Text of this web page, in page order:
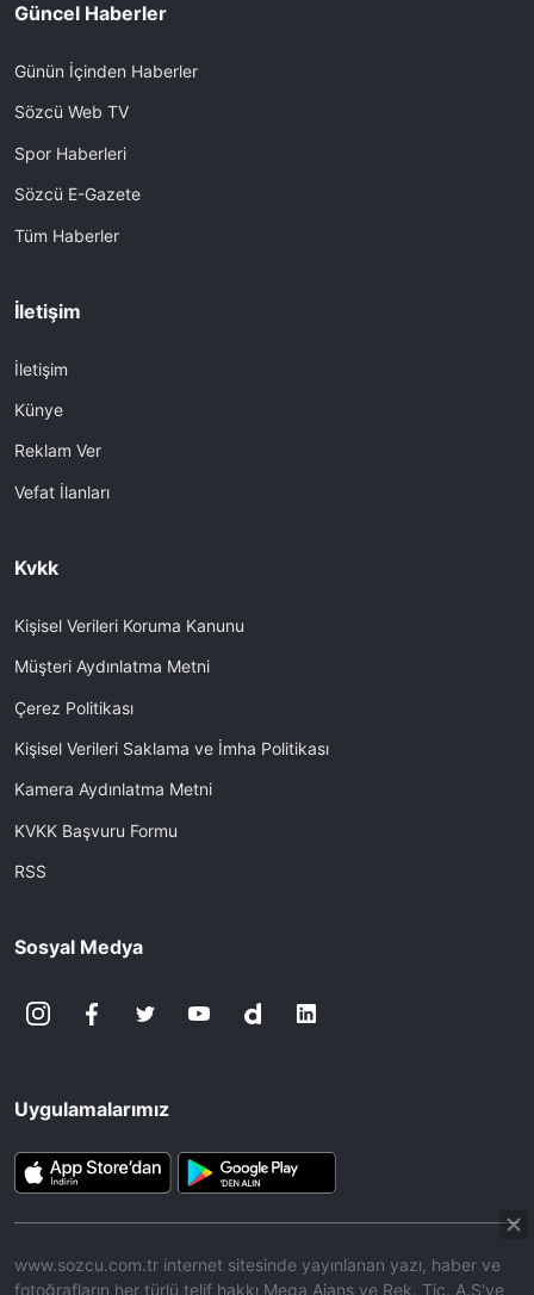
Güncel Haberler
Günün İçinden Haberler
Sözcü Web TV
Spor Haberleri
Sözcü E-Gazete
Tüm Haberler
İletişim
İletişim
Künye
Reklam Ver
Vefat İlanları
Kvkk
Kişisel Verileri Koruma Kanunu
Müşteri Aydınlatma Metni
Çerez Politikası
Kişisel Verileri Saklama ve İmha Politikası
Kamera Aydınlatma Metni
KVKK Başvuru Formu
RSS
Sosyal Medya
Uygulamalarımız
www.sozcu.com.tr internet sitesinde yayınlanan yazı, haber ve
fotoğrafların her türlü telif hakkı Mega Ajans ve Rek. Tic. A.Ş'ye